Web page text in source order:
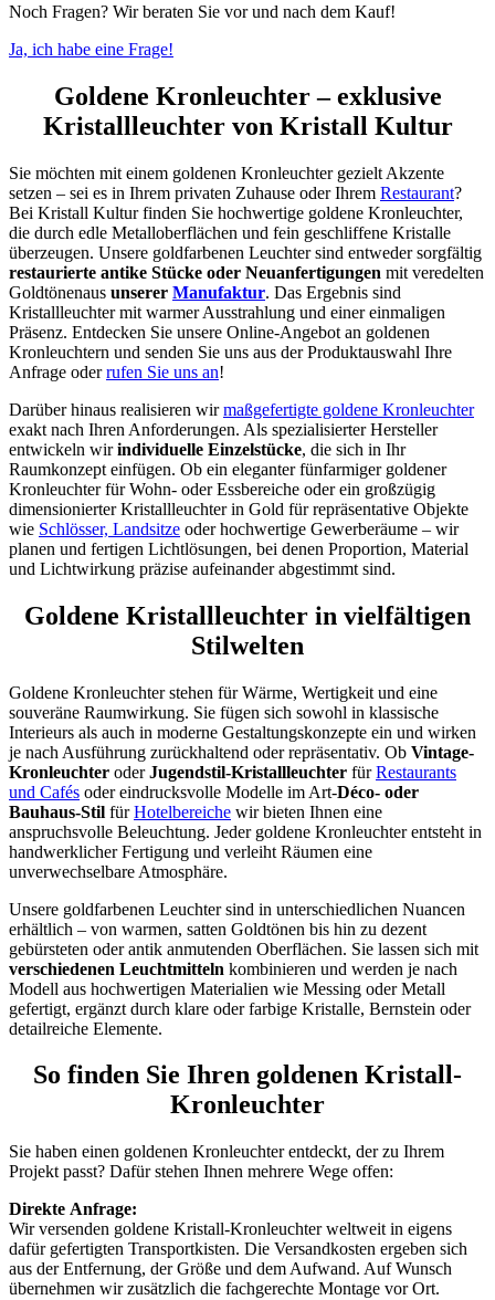
Noch Fragen? Wir beraten Sie vor und nach dem Kauf!
Ja, ich habe eine Frage!
Goldene Kronleuchter – exklusive
Kristallleuchter von Kristall Kultur
Sie möchten mit einem goldenen Kronleuchter gezielt Akzente
setzen – sei es in Ihrem privaten Zuhause oder Ihrem Restaurant?
Bei Kristall Kultur finden Sie hochwertige goldene Kronleuchter,
die durch edle Metalloberflächen und fein geschliffene Kristalle
überzeugen. Unsere goldfarbenen Leuchter sind entweder sorgfältig
restaurierte antike Stücke oder Neuanfertigungen mit veredelten
Goldtönenaus unserer Manufaktur. Das Ergebnis sind
Kristallleuchter mit warmer Ausstrahlung und einer einmaligen
Präsenz. Entdecken Sie unsere Online-Angebot an goldenen
Kronleuchtern und senden Sie uns aus der Produktauswahl Ihre
Anfrage oderrufen Sie uns an!
Darüber hinaus realisieren wirmaßgefertigte goldene Kronleuchter
exakt nach Ihren Anforderungen. Als spezialisierter Hersteller
entwickeln wirindividuelle Einzelstücke, die sich in Ihr
Raumkonzept einfügen. Ob ein eleganter fünfarmiger goldener
Kronleuchter für Wohn- oder Essbereiche oder ein großzügig
dimensionierter Kristallleuchter in Gold für repräsentative Objekte
wie Schlösser, Landsitze oder hochwertige Gewerberäume – wir
planen und fertigen Lichtlösungen, bei denen Proportion, Material
und Lichtwirkung präzise aufeinander abgestimmt sind.
Goldene Kristallleuchter in vielfältigen
Stilwelten
Goldene Kronleuchter stehen für Wärme, Wertigkeit und eine
souveräne Raumwirkung. Sie fügen sich sowohl in klassische
Interieurs als auch in moderne Gestaltungskonzepte ein und wirken
je nach Ausführung zurückhaltend oder repräsentativ. Ob Vintage-
Kronleuchter oderJugendstil-Kristallleuchter fürRestaurants
und Cafés oder eindrucksvolle Modelle im Art-Déco- oder
Bauhaus-Stil fürHotelbereiche wir bieten Ihnen eine
anspruchsvolle Beleuchtung. Jeder goldene Kronleuchter entsteht in
handwerklicher Fertigung und verleiht Räumen eine
unverwechselbare Atmosphäre.
Unsere goldfarbenen Leuchter sind in unterschiedlichen Nuancen
erhältlich – von warmen, satten Goldtönen bis hin zu dezent
gebürsteten oder antik anmutenden Oberflächen. Sie lassen sich mit
verschiedenen Leuchtmitteln kombinieren und werden je nach
Modell aus hochwertigen Materialien wie Messing oder Metall
gefertigt, ergänzt durch klare oder farbige Kristalle, Bernstein oder
detailreiche Elemente.
So finden Sie Ihren goldenen Kristall-
Kronleuchter
Sie haben einen goldenen Kronleuchter entdeckt, der zu Ihrem
Projekt passt? Dafür stehen Ihnen mehrere Wege offen:
Direkte Anfrage:
Wir versenden goldene Kristall-Kronleuchter weltweit in eigens
dafür gefertigten Transportkisten. Die Versandkosten ergeben sich
aus der Entfernung, der Größe und dem Aufwand. Auf Wunsch
übernehmen wir zusätzlich die fachgerechte Montage vor Ort.